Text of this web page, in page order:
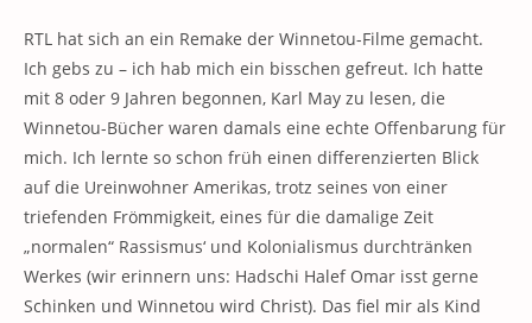
RTL hat sich an ein Remake der Winnetou-Filme gemacht.
Ich gebs zu – ich hab mich ein bisschen gefreut. Ich hatte
mit 8 oder 9 Jahren begonnen, Karl May zu lesen, die
Winnetou-Bücher waren damals eine echte Offenbarung für
mich. Ich lernte so schon früh einen differenzierten Blick
auf die Ureinwohner Amerikas, trotz seines von einer
triefenden Frömmigkeit, eines für die damalige Zeit
„normalen“ Rassismus‘ und Kolonialismus durchtränken
Werkes (wir erinnern uns: Hadschi Halef Omar isst gerne
Schinken und Winnetou wird Christ). Das fiel mir als Kind